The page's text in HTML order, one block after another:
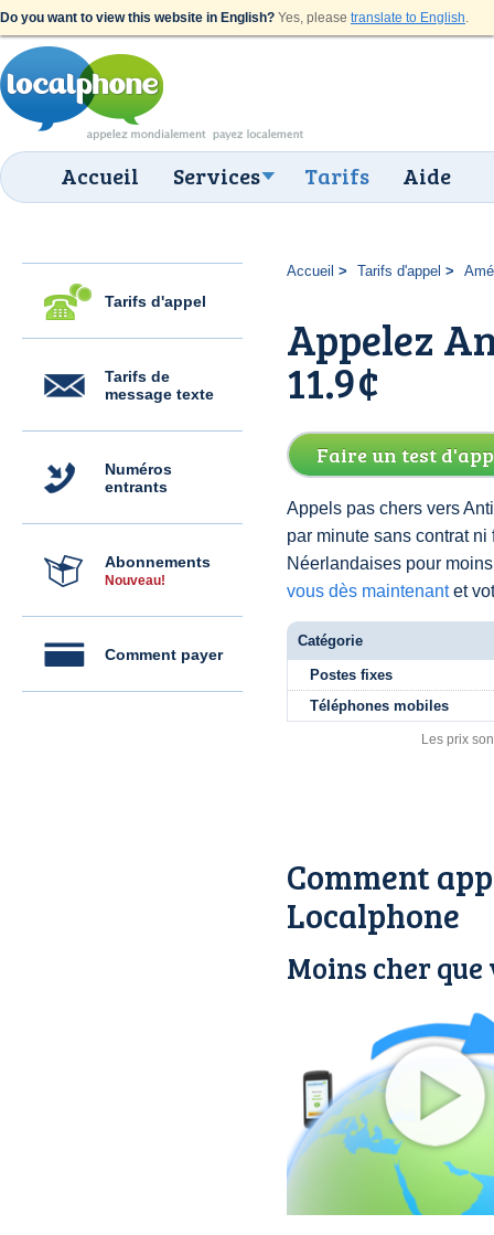
Do you want to view this website in English? Yes, please translate to English.
Accueil Services Tarifs Aide
Tarifs d'appel
Tarifs de
message texte
Numéros
entrants
Abonnements
Nouveau!
Comment payer
Accueil Tarifs d'appel
Appelez
11.9¢
Faire un test
Appels pas chers vers
par minute sans contrat
Néerlandaises pour
vous dès maintenantet
Catégorie
Postes fixes
Téléphones mobiles
Les prix
Comment
Localphone
Moins cher